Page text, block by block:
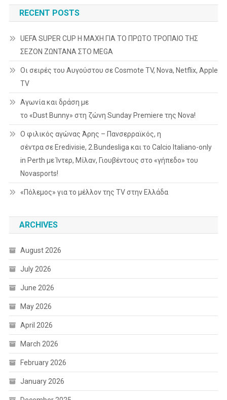
«The
»,
«Those
»,
Αφιερώματα
Σε
Adam
Driver
&
Da
Vinci
Και
RECENT POSTS
UEFA SUPER CUP Η ΜΑΧΗ ΓΙΑ ΤΟ ΠΡΩΤΟ ΤΡΟΠΑΙΟ ΤΗΣ
ΣΕΖΟΝ ΖΩΝΤΑΝΑ ΣΤΟ MEGA
Οι σειρές του Αυγούστου σε Cosmote TV, Nova, Netflix, Apple
TV
Αγωνία και δράση με
το «Dust Bunny» στη ζώνη Sunday Premiere της Nova!
Ο φιλικός αγώνας Άρης – Πανσερραϊκός, η
σέντρα σε Eredivisie, 2.Bundesliga και το Calcio Italiano-only
in Perth με Ίντερ, Μίλαν, Γιουβέντους στο «γήπεδο» του
Novasports!
«Πόλεμος» για το μέλλον της TV στην Ελλάδα
ARCHIVES
August 2026
July 2026
June 2026
May 2026
April 2026
March 2026
February 2026
January 2026